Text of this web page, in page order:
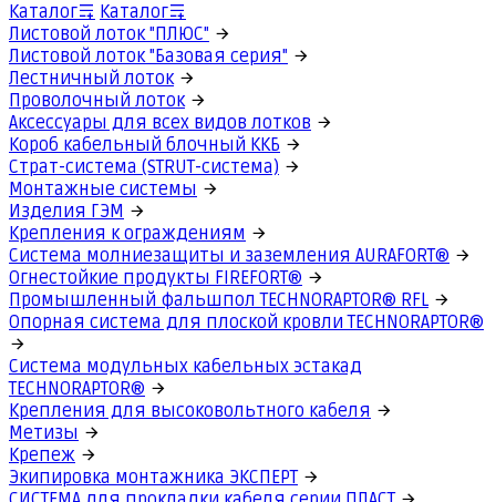
Каталог
Каталог
Листовой лоток "ПЛЮС"
Листовой лоток "Базовая серия"
Лестничный лоток
Проволочный лоток
Аксессуары для всех видов лотков
Короб кабельный блочный ККБ
Страт-система (STRUT-система)
Монтажные системы
Изделия ГЭМ
Крепления к ограждениям
Система молниезащиты и заземления AURAFORT®
Огнестойкие продукты FIREFORT®
Промышленный фальшпол TECHNORAPTOR® RFL
Опорная система для плоской кровли TECHNORAPTOR®
Система модульных кабельных эстакад
TECHNORAPTOR®
Крепления для высоковольтного кабеля
Метизы
Крепеж
Экипировка монтажника ЭКСПЕРТ